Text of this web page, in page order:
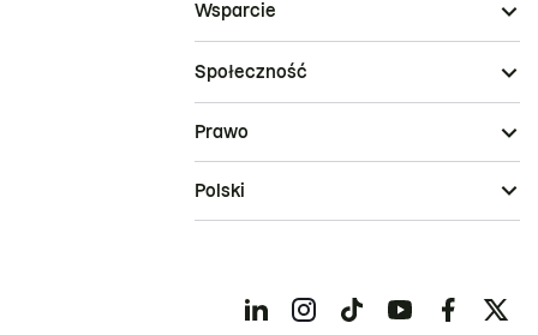
Wsparcie
Społeczność
Prawo
Polski